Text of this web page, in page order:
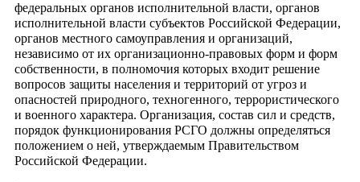
федеральных органов исполнительной власти, органов
исполнительной власти субъектов Российской Федерации,
органов местного самоуправления и организаций,
независимо от их организационно-правовых форм и форм
собственности, в полномочия которых входит решение
вопросов защиты населения и территорий от угроз и
опасностей природного, техногенного, террористического
и военного характера. Организация, состав сил и средств,
порядок функционирования РСГО должны определяться
положением о ней, утверждаемым Правительством
Российской Федерации.